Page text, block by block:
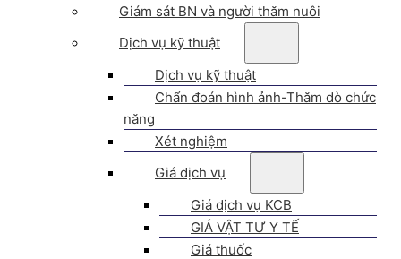
Giám sát BN và người thăm nuôi
Dịch vụ kỹ thuật
Dịch vụ kỹ thuật
Chẩn đoán hình ảnh-Thăm dò chức
năng
Xét nghiệm
Giá dịch vụ
Giá dịch vụ KCB
GIÁ VẬT TƯ Y TẾ
Giá thuốc